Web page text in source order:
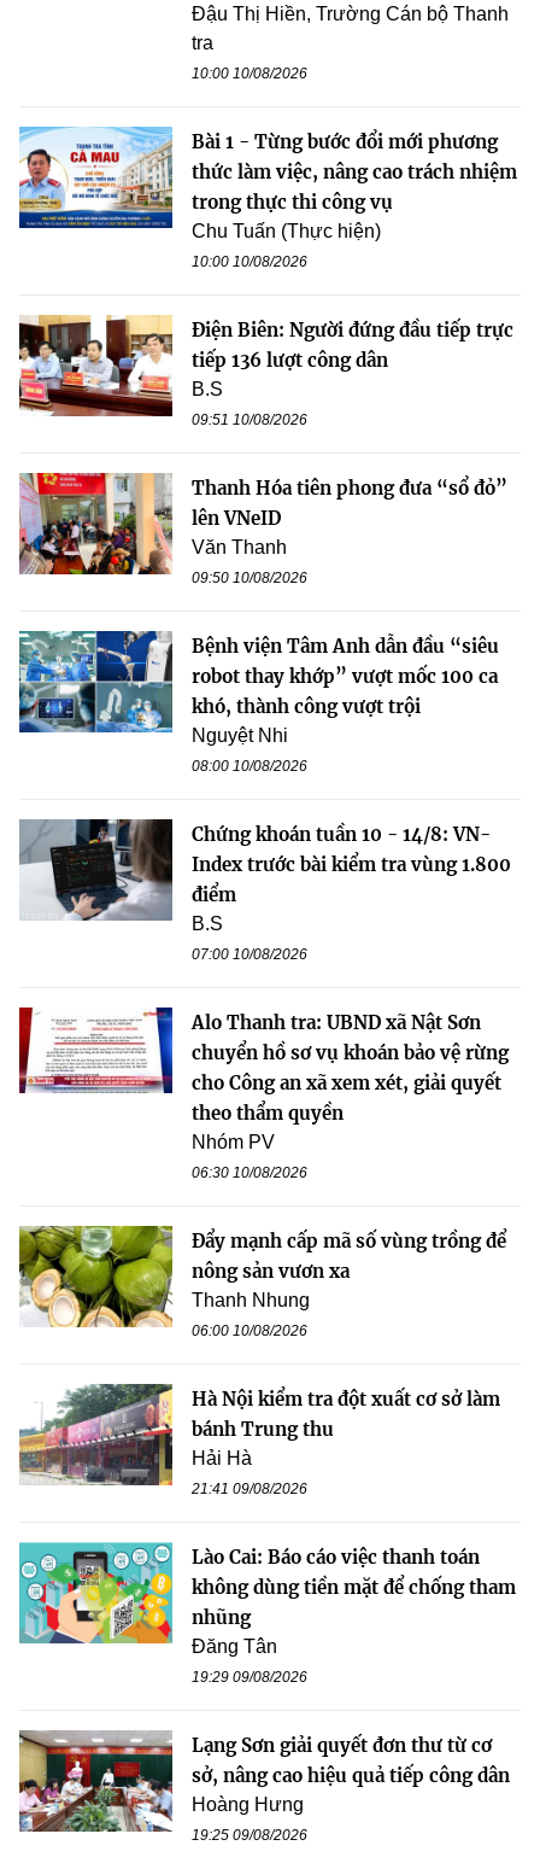
Đậu Thị Hiền, Trường Cán bộ Thanh
tra
10:00 10/08/2026
Bài 1 - Từng bước đổi mới phương
thức làm việc, nâng cao trách nhiệm
trong thực thi công vụ
Chu Tuấn (Thực hiện)
10:00 10/08/2026
Điện Biên: Người đứng đầu tiếp trực
tiếp 136 lượt công dân
B.S
09:51 10/08/2026
Thanh Hóa tiên phong đưa “sổ đỏ”
lên VNeID
Văn Thanh
09:50 10/08/2026
Bệnh viện Tâm Anh dẫn đầu “siêu
robot thay khớp” vượt mốc 100 ca
khó, thành công vượt trội
Nguyệt Nhi
08:00 10/08/2026
Chứng khoán tuần 10 - 14/8: VN-
Index trước bài kiểm tra vùng 1.800
điểm
B.S
07:00 10/08/2026
Alo Thanh tra: UBND xã Nật Sơn
chuyển hồ sơ vụ khoán bảo vệ rừng
cho Công an xã xem xét, giải quyết
theo thẩm quyền
Nhóm PV
06:30 10/08/2026
Đẩy mạnh cấp mã số vùng trồng để
nông sản vươn xa
Thanh Nhung
06:00 10/08/2026
Hà Nội kiểm tra đột xuất cơ sở làm
bánh Trung thu
Hải Hà
21:41 09/08/2026
Lào Cai: Báo cáo việc thanh toán
không dùng tiền mặt để chống tham
nhũng
Đăng Tân
19:29 09/08/2026
Lạng Sơn giải quyết đơn thư từ cơ
sở, nâng cao hiệu quả tiếp công dân
Hoàng Hưng
19:25 09/08/2026